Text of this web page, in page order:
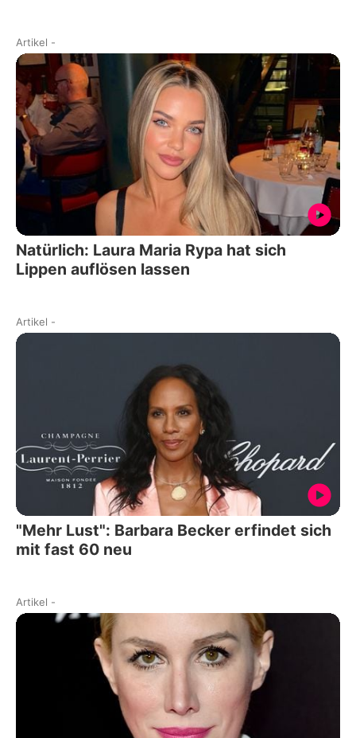
Artikel -
Natürlich: Laura Maria Rypa hat sich
Lippen auflösen lassen
Artikel -
"Mehr Lust": Barbara Becker erfindet sich
mit fast 60 neu
Artikel -